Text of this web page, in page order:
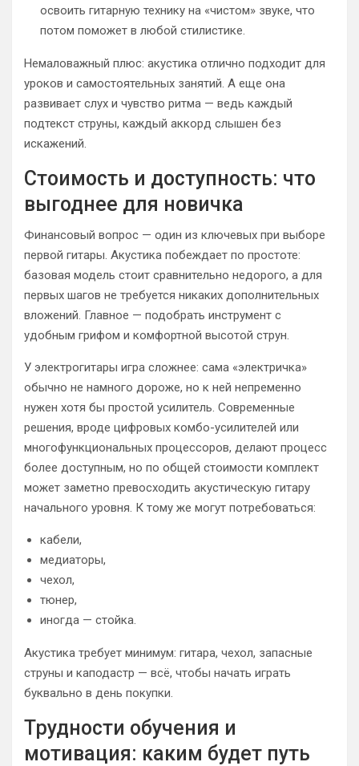
освоить гитарную технику на «чистом» звуке, что
потом поможет в любой стилистике.
Немаловажный плюс: акустика отлично подходит для
уроков и самостоятельных занятий. А еще она
развивает слух и чувство ритма — ведь каждый
подтекст струны, каждый аккорд слышен без
искажений.
Стоимость и доступность: что
выгоднее для новичка
Финансовый вопрос — один из ключевых при выборе
первой гитары. Акустика побеждает по простоте:
базовая модель стоит сравнительно недорого, а для
первых шагов не требуется никаких дополнительных
вложений. Главное — подобрать инструмент с
удобным грифом и комфортной высотой струн.
У электрогитары игра сложнее: сама «электричка»
обычно не намного дороже, но к ней непременно
нужен хотя бы простой усилитель. Современные
решения, вроде цифровых комбо-усилителей или
многофункциональных процессоров, делают процесс
более доступным, но по общей стоимости комплект
может заметно превосходить акустическую гитару
начального уровня. К тому же могут потребоваться:
кабели,
медиаторы,
чехол,
тюнер,
иногда — стойка.
Акустика требует минимум: гитара, чехол, запасные
струны и каподастр — всё, чтобы начать играть
буквально в день покупки.
Трудности обучения и
мотивация: каким будет путь